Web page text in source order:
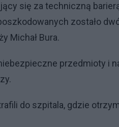
się za techniczną
zostało
Michał Bura.
przedmioty i
do szpitala, gdzie